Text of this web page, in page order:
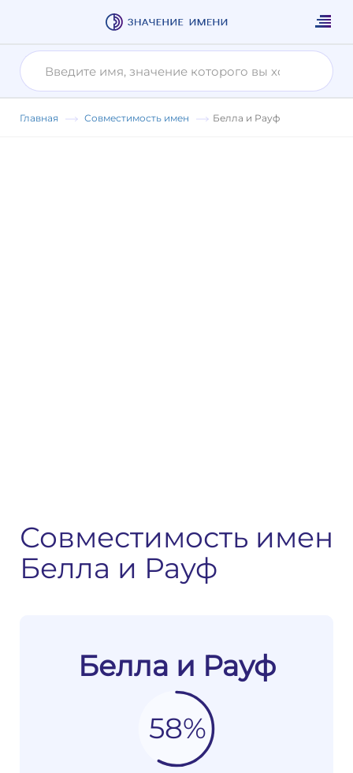
Главная Совместимость имен Белла и Рауф
Совместимость имен
Белла и Рауф
Белла и Рауф
58%